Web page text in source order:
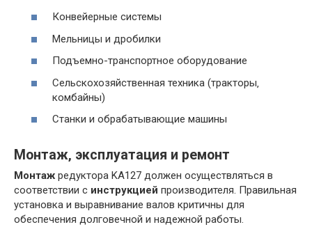
Конвейерные системы
Мельницы и дробилки
Подъемно-транспортное оборудование
Сельскохозяйственная техника (тракторы‚
комбайны)
Станки и обрабатывающие машины
Монтаж‚ эксплуатация и ремонт
Монтаж редуктора KA127 должен осуществляться в
соответствии с инструкцией производителя. Правильная
установка и выравнивание валов критичны для
обеспечения долговечной и надежной работы.